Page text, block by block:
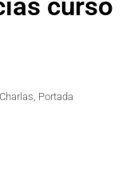
Charlas Portada